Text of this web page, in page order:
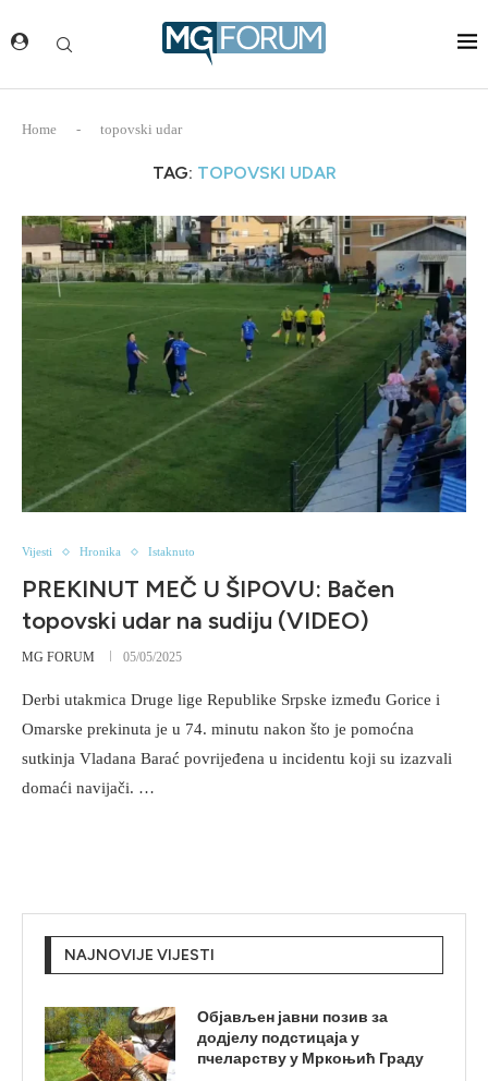
Home - topovski udar
TAG: TOPOVSKI UDAR
Vijesti Hronika Istaknuto
PREKINUT MEČ U ŠIPOVU: Bačen
topovski udar na sudiju (VIDEO)
MG FORUM 05/05/2025
Derbi utakmica Druge lige Republike Srpske između Gorice i
Omarske prekinuta je u 74. minutu nakon što je pomoćna
sutkinja Vladana Barać povrijeđena u incidentu koji su izazvali
domaći navijači. …
NAJNOVIJE VIJESTI
Објављен јавни позив за
додјелу подстицаја у
пчеларству у Мркоњић Граду